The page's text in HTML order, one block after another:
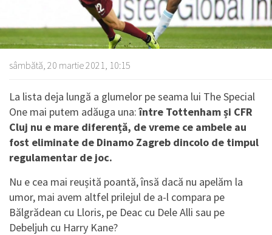
sâmbătă, 20 martie 2021, 10:15
La lista deja lungă a glumelor pe seama lui The Special
One mai putem adăuga una:între Tottenham și CFR
Cluj nu e mare diferență, de vreme ce ambele au
fost eliminate de Dinamo Zagreb dincolo de timpul
regulamentar de joc.
Nu e cea mai reușită poantă, însă dacă nu apelăm la
umor, mai avem altfel prilejul de a-l compara pe
Bălgrădean cu Lloris, pe Deac cu Dele Alli sau pe
Debeljuh cu Harry Kane?